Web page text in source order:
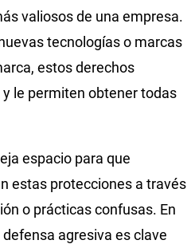
valiosos de una empresa.
tecnologías o marcas
estos derechos
le permiten obtener todas
espacio para que
estas protecciones a través
o prácticas confusas. En
agresiva es clave